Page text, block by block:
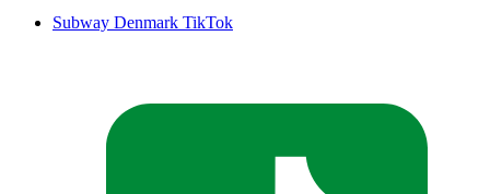
Subway Denmark TikTok